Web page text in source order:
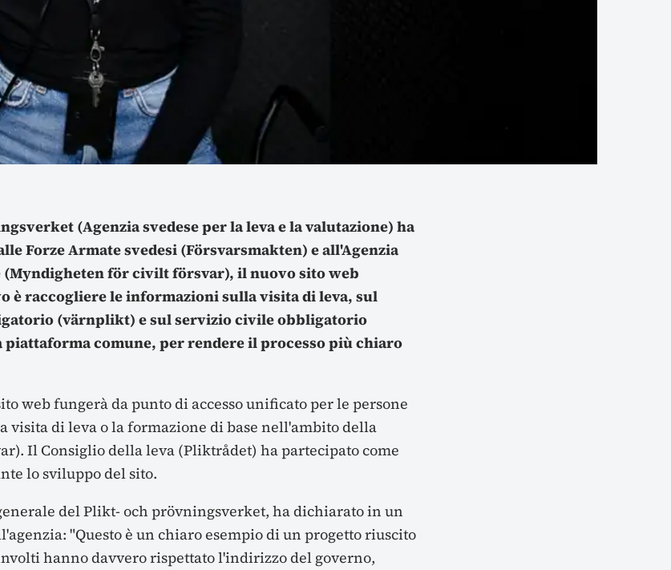
(Agenzia svedese per la leva e la valutazione) ha
Forze Armate svedesi (Försvarsmakten) e all'Agenzia
(Myndigheten för civilt försvar), il nuovo sito web
è raccogliere le informazioni sulla visita di leva, sul
(värnplikt) e sul servizio civile obbligatorio
comune, per rendere il processo più chiaro
web fungerà da punto di accesso unificato per le persone
visita di leva o la formazione di base nell'ambito della
Il Consiglio della leva (Pliktrådet) ha partecipato come
lo sviluppo del sito.
del Plikt- och prövningsverket, ha dichiarato in un
"Questo è un chiaro esempio di un progetto riuscito
hanno davvero rispettato l'indirizzo del governo,